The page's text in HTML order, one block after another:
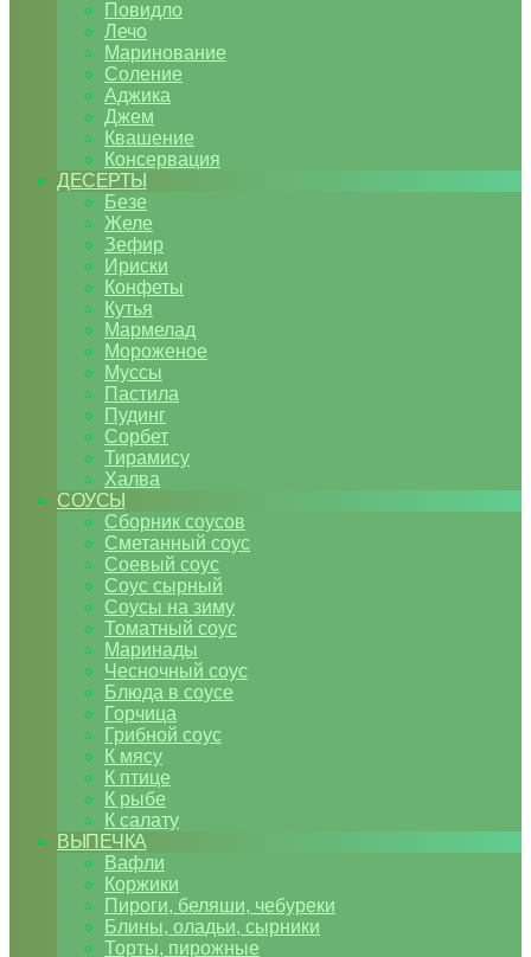
Повидло
Лечо
Маринование
Соление
Аджика
Джем
Квашение
Консервация
ДЕСЕРТЫ
Безе
Желе
Зефир
Ириски
Конфеты
Кутья
Мармелад
Мороженое
Муссы
Пастила
Пудинг
Сорбет
Тирамису
Халва
СОУСЫ
Сборник соусов
Сметанный соус
Соевый соус
Соус сырный
Соусы на зиму
Томатный соус
Маринады
Чесночный соус
Блюда в соусе
Горчица
Грибной соус
К мясу
К птице
К рыбе
К салату
ВЫПЕЧКА
Вафли
Коржики
Пироги, беляши, чебуреки
Блины, оладьи, сырники
Торты, пирожные